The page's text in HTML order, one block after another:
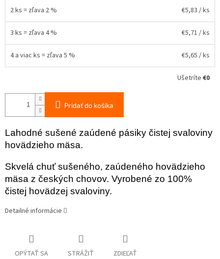
2 ks = zľava 2 % €5,83 / ks
3 ks = zľava 4 % €5,71 / ks
4 a viac ks = zľava 5 % €5,65 / ks
Ušetríte €0
Pridať do košíka
Lahodné sušené zaúdené pásiky čistej svaloviny
hovädzieho mäsa.
Skvelá chuť sušeného, ​​zaúdeného hovädzieho
mäsa z českých chovov. Vyrobené zo 100%
čistej hovädzej svaloviny.
Detailné informácie
OPÝTAŤ SA STRÁŽIŤ ZDIEĽAŤ